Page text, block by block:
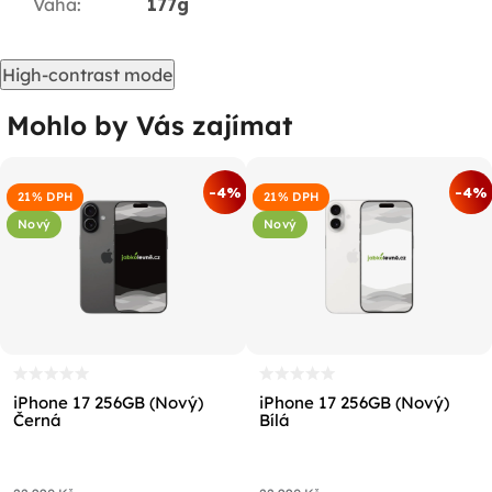
Váha: 177g
High-contrast mode
Mohlo by Vás zajímat
21% DPH
Nový
-4%
iPhone 17 256GB (Nový)
Černá
21% DPH
Nový
-4%
iPhone 17 256GB (Nový)
Bílá